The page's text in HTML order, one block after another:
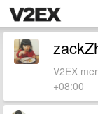
V2EX
+08:00